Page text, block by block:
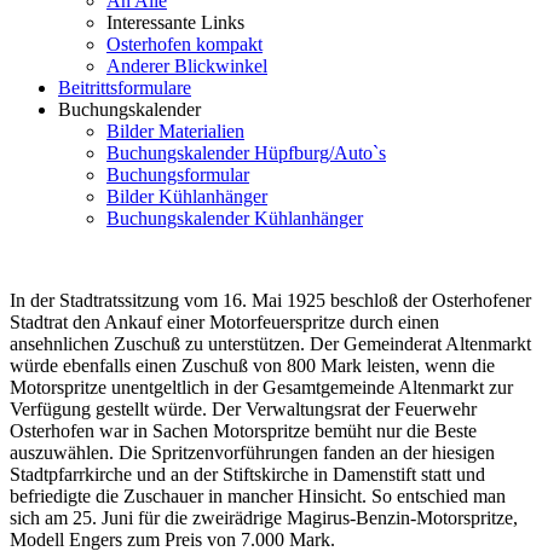
Interessante Links
Osterhofen kompakt
Anderer Blickwinkel
Beitrittsformulare
Buchungskalender
Bilder Materialien
Buchungskalender Hüpfburg/Auto`s
Buchungsformular
Bilder Kühlanhänger
Buchungskalender Kühlanhänger
In der Stadtratssitzung vom 16. Mai 1925 beschloß der Osterhofener
Stadtrat den Ankauf einer Motorfeuerspritze durch einen
ansehnlichen Zuschuß zu unterstützen. Der Gemeinderat Altenmarkt
würde ebenfalls einen Zuschuß von 800 Mark leisten, wenn die
Motorspritze unentgeltlich in der Gesamtgemeinde Altenmarkt zur
Verfügung gestellt würde. Der Verwaltungsrat der Feuerwehr
Osterhofen war in Sachen Motorspritze bemüht nur die Beste
auszuwählen. Die Spritzenvorführungen fanden an der hiesigen
Stadtpfarrkirche und an der Stiftskirche in Damenstift statt und
befriedigte die Zuschauer in mancher Hinsicht. So entschied man
sich am 25. Juni für die zweirädrige Magirus-Benzin-Motorspritze,
Modell Engers zum Preis von 7.000 Mark.